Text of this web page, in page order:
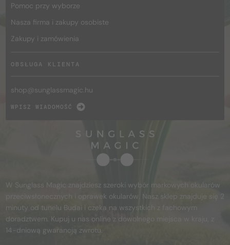
Pomoc przy wyborze
Nasza firma i zakupy osobiste
Zakupy i zamówienia
OBSŁUGA KLIENTA
shop@sunglassmagic.hu
WPISZ WIADOMOŚĆ
W Sunglass Magic znajdziesz szeroki wybór markowych okularów
przeciwsłonecznych i oprawek okularów. Nasz sklep znajduje się 2
minuty od tunelu Budai i czeka na wszystkich z fachowym
doradztwem. Kupuj u nas online z dowolnego miejsca w kraju, z
14-dniową gwarancją zwrotu.